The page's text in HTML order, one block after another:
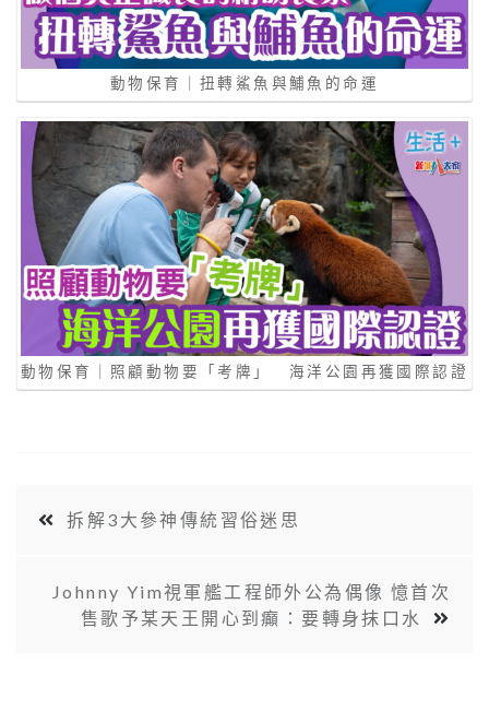
動物保育｜扭轉鯊魚與鯆魚的命運
動物保育｜照顧動物要「考牌」 海洋公園再獲國際認證
拆解3大參神傳統習俗迷思
Johnny Yim視軍艦工程師外公為偶像 憶首次
售歌予某天王開心到癲：要轉身抹口水